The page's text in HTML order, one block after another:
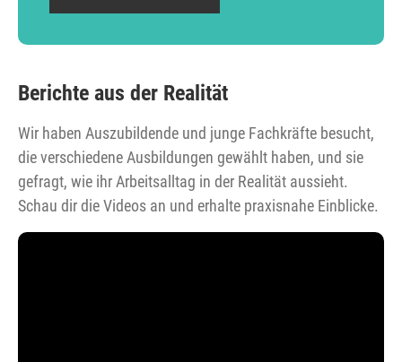
Berichte aus der Realität
Wir haben Auszubildende und junge Fachkräfte besucht,
die verschiedene Ausbildungen gewählt haben, und sie
gefragt, wie ihr Arbeitsalltag in der Realität aussieht.
Schau dir die Videos an und erhalte praxisnahe Einblicke.